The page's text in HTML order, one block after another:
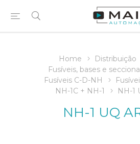
Home Distribuição
Fusíveis, bases e
Fusíveis C-D-NH
NH-1C + NH-1
NH-1
NH-1 UQ